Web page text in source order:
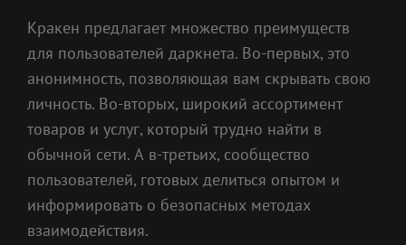
Кракен предлагает множество преимуществ
для пользователей даркнета. Во-первых, это
анонимность, позволяющая вам скрывать свою
личность. Во-вторых, широкий ассортимент
товаров и услуг, который трудно найти в
обычной сети. А в-третьих, сообщество
пользователей, готовых делиться опытом и
информировать о безопасных методах
взаимодействия.